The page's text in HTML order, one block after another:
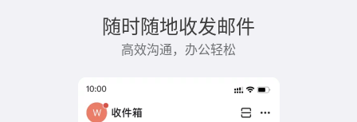
随时随地收发邮件
高效沟通，办公轻松